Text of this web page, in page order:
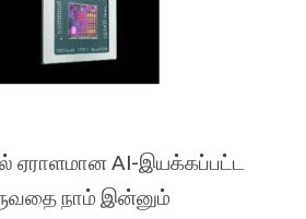
ஏராளமான AI-இயக்கப்பட்ட
நாம் இன்னும்